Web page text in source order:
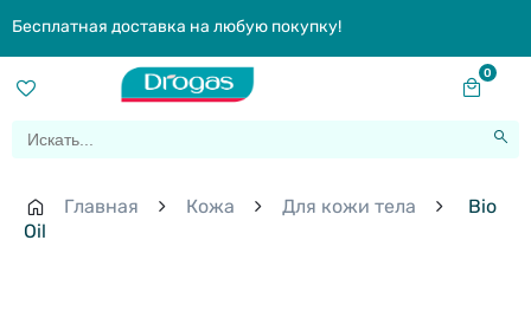
Бесплатная доставка на любую покупку!
0
Главная Кожа Для кожи тела
Bio
Oil